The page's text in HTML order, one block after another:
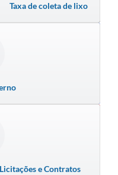
Taxa de coleta de lixo
e Contratos